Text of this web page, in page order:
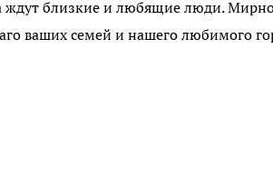
ждут близкие и любящие люди.
ваших семей и нашего любимого